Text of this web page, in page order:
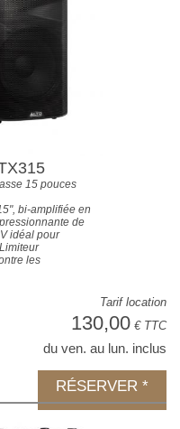
15 pouces
bi-amplifiée en
de
idéal pour
les
Tarif location
130,00 € TTC
du ven. au lun. inclus
RÉSERVER *